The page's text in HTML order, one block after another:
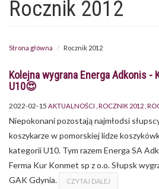
Rocznik 2012
Strona główna Rocznik 2012
Kolejna wygrana Energa Adkonis -
U10😍
2022-02-15 AKTUALNOŚCI ROCZNIK 2012
Niepokonani pozostają najmłodsi
koszykarze w pomorskiej lidze
kategorii U10. Tym razem Energa SA
Ferma Kur Konmet sp z o.o. Słupsk
GAK Gdynia.
CZYTAJ DALEJ